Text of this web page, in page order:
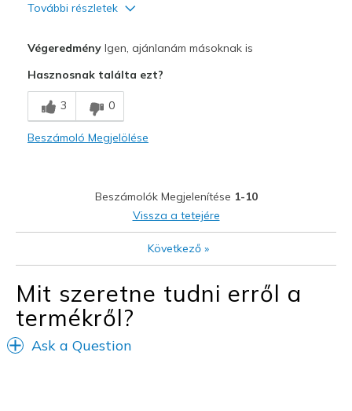
További részletek
Stylish
Legjobb használat
Casual Wear
Feels true to width
Sizing
Feels true to size
Shoes are for Wearing
VégeredményIgen, ajánlanám másoknak is
Hasznosnak találta ezt?
3 0
Beszámoló Megjelölése
Beszámolók Megjelenítése 1-10
Vissza a tetejére
Következő»
Mit szeretne tudni erről a
termékről?
Ask a Question